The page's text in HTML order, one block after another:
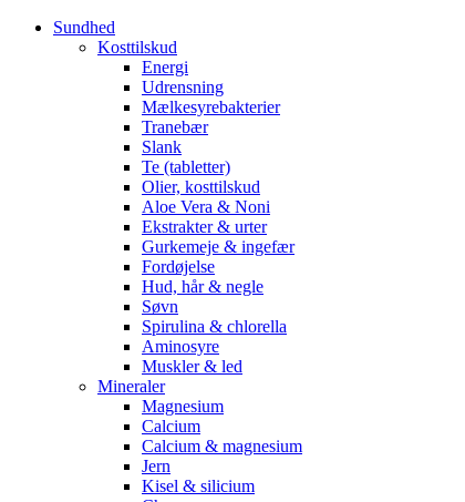
Sundhed
Kosttilskud
Energi
Udrensning
Mælkesyrebakterier
Tranebær
Slank
Te (tabletter)
Olier, kosttilskud
Aloe Vera & Noni
Ekstrakter & urter
Gurkemeje & ingefær
Fordøjelse
Hud, hår & negle
Søvn
Spirulina & chlorella
Aminosyre
Muskler & led
Mineraler
Magnesium
Calcium
Calcium & magnesium
Jern
Kisel & silicium